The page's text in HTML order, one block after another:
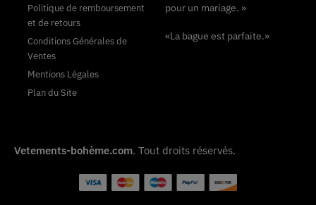
Politique de remboursement
et de retours
Conditions Générales de
Ventes
Mentions Légales
Plan du Site
pour un mariage. »
«La bague est parfaite.»
Vetements-bohème.com. Tout droits réservés.